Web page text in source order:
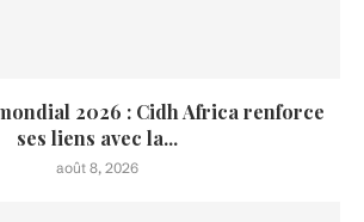
2026 : Cidh Africa renforce
ses liens avec la...
août 8, 2026